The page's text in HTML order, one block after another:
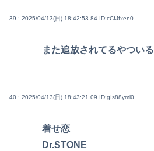
39 : 2025/04/13(日) 18:42:53.84 ID:cCfJfxen0
また追放されてるやついる
40 : 2025/04/13(日) 18:43:21.09 ID:gIs88yml0
着せ恋
Dr.STONE